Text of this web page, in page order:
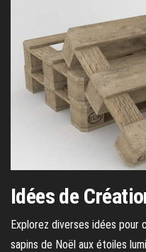
Idées de
Explorez diverses idées pour
sapins de Noël aux étoiles